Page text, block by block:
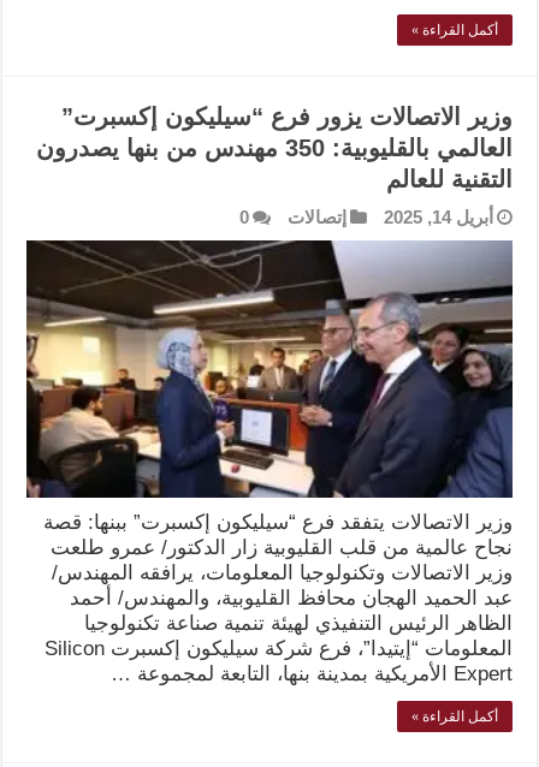
أكمل القراءة »
وزير الاتصالات يزور فرع “سيليكون إكسبرت”
العالمي بالقليوبية: 350 مهندس من بنها يصدرون
التقنية للعالم
أبريل 14, 2025 إتصالات 0
وزير الاتصالات يتفقد فرع “سيليكون إكسبرت” ببنها: قصة
نجاح عالمية من قلب القليوبية زار الدكتور/ عمرو طلعت
وزير الاتصالات وتكنولوجيا المعلومات، يرافقه المهندس/
عبد الحميد الهجان محافظ القليوبية، والمهندس/ أحمد
الظاهر الرئيس التنفيذي لهيئة تنمية صناعة تكنولوجيا
المعلومات “إيتيدا”، فرع شركة سيليكون إكسبرت Silicon
Expert الأمريكية بمدينة بنها، التابعة لمجموعة …
أكمل القراءة »